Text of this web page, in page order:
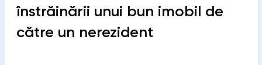
înstrăinării unui bun imobil de
către un nerezident